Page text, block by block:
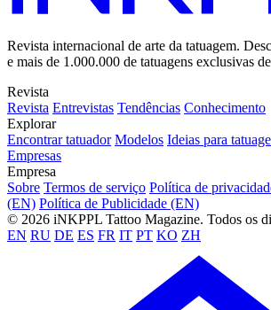
Revista internacional de arte da tatuagem.
e mais de 1.000.000 de tatuagens exclusivas
Revista
Revista Entrevistas Tendências Conhecimento
Explorar
Encontrar tatuador Modelos Ideias para
Empresas
Empresa
Sobre Termos de serviço Política de
(EN) Política de Publicidade (EN)
© 2026 iNKPPL Tattoo Magazine. Todos os
EN RU DE ES FR IT PT KO ZH